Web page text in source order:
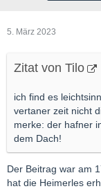
5. März 2023
Zitat von Tilo
ich find es
vertaner zeit nicht
merke: der hafner
dem Dach!
Der Beitrag war am
hat die Heimerles